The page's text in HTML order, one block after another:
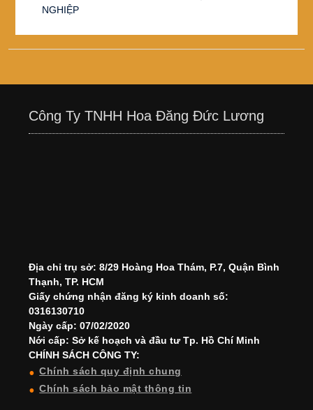
NGHIỆP
Công Ty TNHH Hoa Đăng Đức Lương
Địa chỉ trụ sở: 8/29 Hoàng Hoa Thám, P.7, Quận Bình
Thạnh, TP. HCM
Giấy chứng nhận đăng ký kinh doanh số:
0316130710
Ngày cấp: 07/02/2020
Nới cấp: Sở kế hoạch và đầu tư Tp. Hồ Chí Minh
CHÍNH SÁCH CÔNG TY:
Chính sách quy định chung
Chính sách bảo mật thông tin